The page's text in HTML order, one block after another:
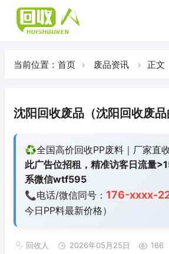
当前位置： 首页 废品资讯 正文
沈阳回收废品（沈阳回收废品
♻️全国高价回收PP废料｜厂家直
此广告位招租，精准访客日流量
系微信wtf595
📞电话/微信同号： 176-xxxx-
今日PP料最新价格）
回收人 2026年05月25日 166